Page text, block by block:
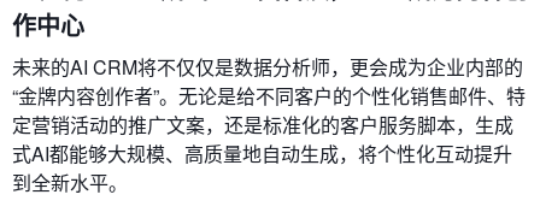
作中心
未来的AI CRM将不仅仅是数据分析师，更会成为企业内部的
“金牌内容创作者”。无论是给不同客户的个性化销售邮件、特
定营销活动的推广文案，还是标准化的客户服务脚本，生成
式AI都能够大规模、高质量地自动生成，将个性化互动提升
到全新水平。